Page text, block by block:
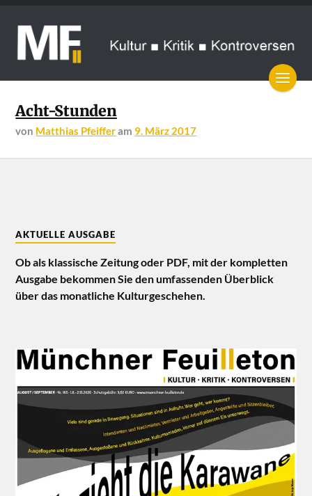
Acht-Stunden
von Matthias Pfeifferam 9. März 2017
AKTUELLE AUSGABE
Ob als klassische Zeitung oder PDF, mit der kompletten
Ausgabe bekommen Sie den umfassenden Überblick
über das monatliche Kulturgeschehen.